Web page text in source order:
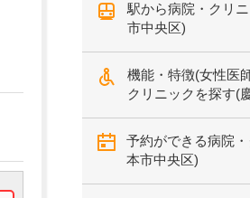
駅から病院・クリ
市中央区)
機能・特徴(女性医
クリニックを探す(
予約ができる病院
本市中央区)